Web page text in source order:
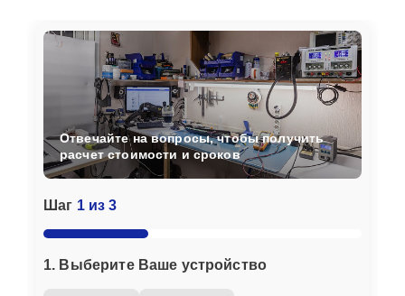
Шаг 1 из 3
1. Выберите Ваше устройство
Отвечайте на вопросы, чтобы получить
расчет стоимости и сроков